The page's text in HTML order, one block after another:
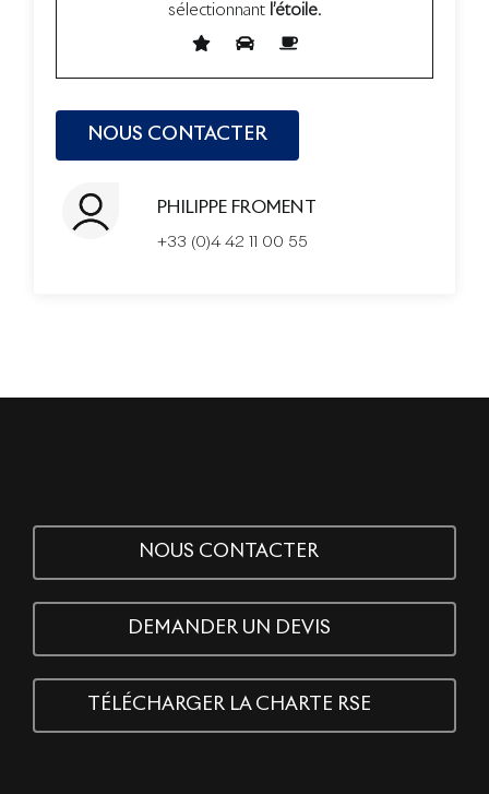
sélectionnantl’étoile.
PHILIPPE FROMENT
+33 (0)4 42 11 00 55
NOUS CONTACTER
DEMANDER UN DEVIS
TÉLÉCHARGER LA CHARTE RSE